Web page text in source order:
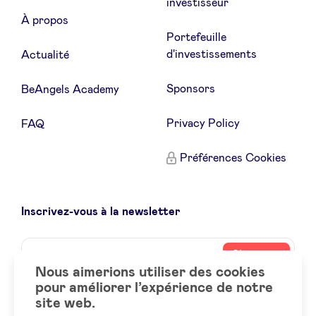
À propos
Actualité
BeAngels Academy
FAQ
investisseur
Portefeuille
d'investissements
Sponsors
Privacy Policy
Préférences Cookies
Inscrivez-vous à la newsletter
Name
Votre
email
Social
LinkedIn
Nous aimerions utiliser des cookies
pour améliorer l’expérience de notre
site web.